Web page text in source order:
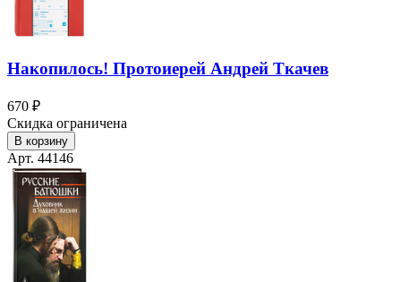
Накопилось! Протоиерей Андрей Ткачев
670 ₽
Скидка ограничена
В корзину
Арт. 44146